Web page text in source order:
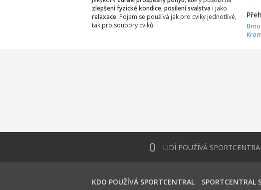
zlepšení fyzické kondice, posílení svalstva i jako
relaxace. Pojem se používá jak pro cviky jednotlivé,
tak pro soubory cviků.
Brno
0 LIDÍ POUŽÍVÁ
KDO POUŽÍVÁ SPORTCENTRAL SPORTCENTRAL